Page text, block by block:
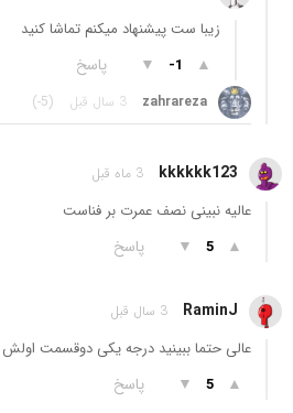
زیبا ست پیشنهاد میکنم تماشا کنید
▲
-1
▼ پاسخ
zahrareza 3 سال قبل (-5)
kkkkkk123 3 ماه قبل
عالیه نبینی نصف عمرت بر فناست
▲
5
▼ پاسخ
RaminJ 3 سال قبل
عالی حتما ببینید درجه یکی دوقسمت
▲
5
▼ پاسخ